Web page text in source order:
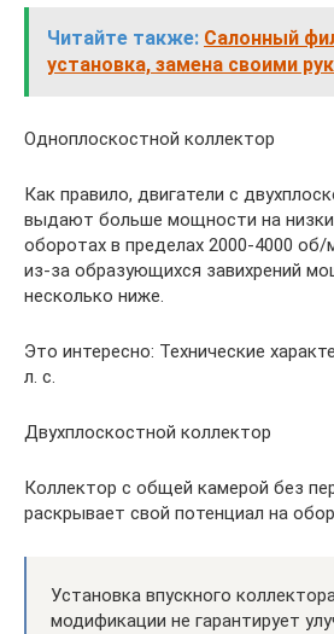
Читайте также: Салонный
установка, замена своими
Одноплоскостной коллектор
Как правило, двигатели с
выдают больше мощности на
оборотах в пределах 2000-4000
из-за образующихся завихрений
несколько ниже.
Это интересно: Технические
л. с.
Двухплоскостной коллектор
Коллектор с общей камерой без
раскрывает свой потенциал на
Установка впускного
модификации не гарантирует